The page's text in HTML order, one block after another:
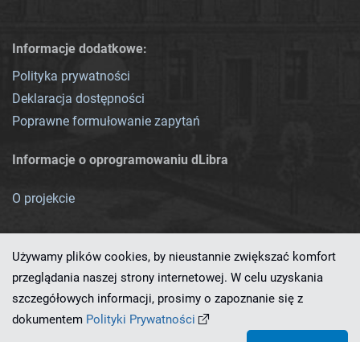
Informacje dodatkowe:
Polityka prywatności
Deklaracja dostępności
Poprawne formułowanie zapytań
Informacje o oprogramowaniu dLibra
O projekcie
Ten serwis działa dzięki oprogramowaniu
Używamy plików cookies, by nieustannie zwiększać komfort
przeglądania naszej strony internetowej. W celu uzyskania
szczegółowych informacji, prosimy o zapoznanie się z
dokumentem Polityki Prywatności